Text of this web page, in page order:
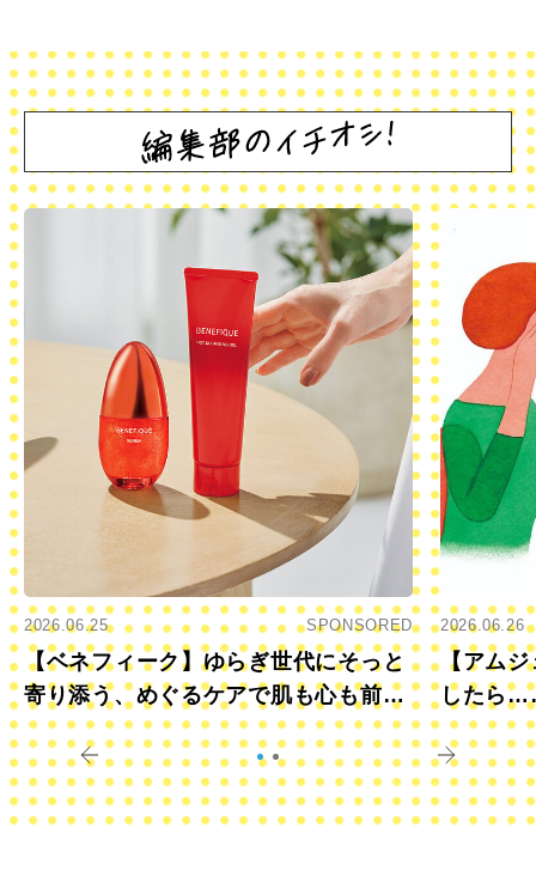
2026.06.25 SPONSORED
【ベネフィーク】ゆらぎ世代にそっと
寄り添う、めぐるケアで肌も心も前向
きに
2026.06.26
【アムジ
したら
すか？